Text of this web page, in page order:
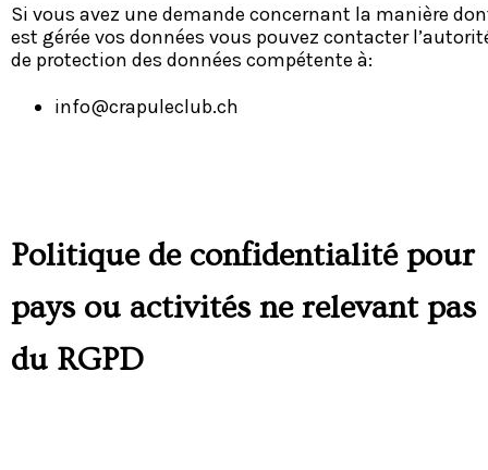
Si vous avez une demande concernant la manière
est gérée vos données vous pouvez contacter
de protection des données compétente à:
info@crapuleclub.ch
Politique de confidentialité pour
pays ou activités ne relevant pas
du RGPD